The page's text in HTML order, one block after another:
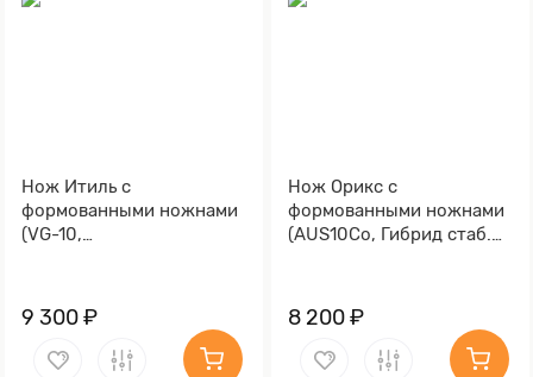
Нож Итиль с
формованными ножнами
(VG-10,
Обработка клинка
Stonewash)
9 300 ₽
Нож Орикс с
формованными ножнами
(AUS10Co, Гибрид стаб.
Stonewash)
8 200 ₽